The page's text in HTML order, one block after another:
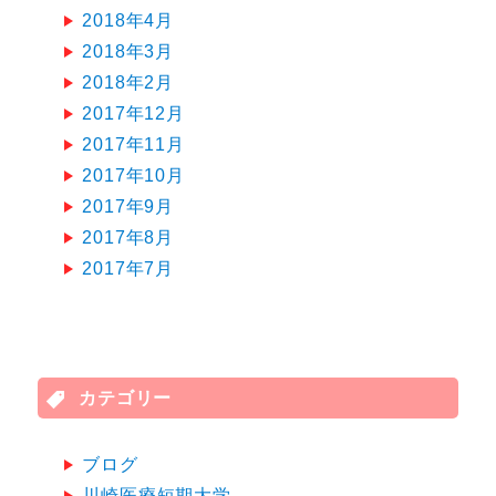
2018年4月
2018年3月
2018年2月
2017年12月
2017年11月
2017年10月
2017年9月
2017年8月
2017年7月
カテゴリー
ブログ